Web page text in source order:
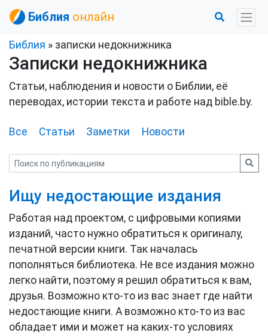
Библия онлайн
Библия » записки недокнижника
Записки недокнижника
Статьи, наблюдения и новости о Библии, её
переводах, истории текста и работе над bible.by.
Все Статьи Заметки Новости
Ищу недостающие издания
Работая над проектом, с цифровыми копиями
изданий, часто нужно обратиться к оригиналу,
печатной версии книги. Так началась
пополняться библиотека. Не все издания можно
легко найти, поэтому я решил обратиться к вам,
друзья. Возможно кто-то из вас знает где найти
недостающие книги. А возможно кто-то из вас
обладает ими и может на каких-то условиях